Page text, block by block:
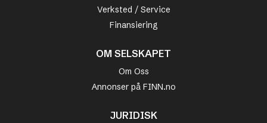
Verksted / Service
Finansiering
OM SELSKAPET
Om Oss
Annonser på FINN.no
JURIDISK